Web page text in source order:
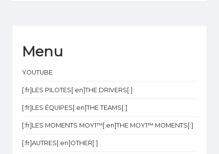
Menu
YOUTUBE
[:fr]LES PILOTES[:en]THE DRIVERS[:]
[:fr]LES ÉQUIPES[:en]THE TEAMS[:]
[:fr]LES MOMENTS MOY1™[:en]THE MOY1™ MOMENTS[:]
[:fr]AUTRES[:en]OTHER[:]